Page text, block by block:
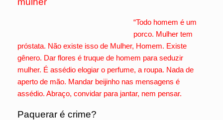
“Todo homem é um
porco. Mulher tem
próstata. Não existe isso de Mulher, Homem. Existe
gênero. Dar flores é truque de homem para seduzir
mulher. É assédio elogiar o perfume, a roupa. Nada de
aperto de mão. Mandar beijinho nas mensagens é
assédio. Abraço, convidar para jantar, nem pensar.
Paquerar é crime?